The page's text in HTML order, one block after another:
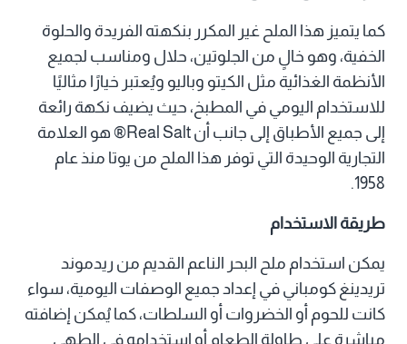
كما يتميز هذا الملح غير المكرر بنكهته الفريدة والحلوة
الخفية، وهو خالٍ من الجلوتين، حلال ومناسب لجميع
الأنظمة الغذائية مثل الكيتو وباليو ويُعتبر خيارًا مثاليًا
للاستخدام اليومي في المطبخ، حيث يضيف نكهة رائعة
إلى جميع الأطباق إلى جانب أن Real Salt® هو العلامة
التجارية الوحيدة التي توفر هذا الملح من يوتا منذ عام
1958.
طريقة الاستخدام
يمكن استخدام ملح البحر الناعم القديم من ريدموند
تريدينغ كومباني في إعداد جميع الوصفات اليومية، سواء
كانت للحوم أو الخضروات أو السلطات، كما يُمكن إضافته
مباشرة على طاولة الطعام أو استخدامه في الطهي